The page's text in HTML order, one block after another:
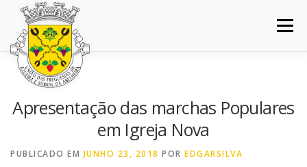
Saltar
conteúdo
Menu
INÍCIO JUNTA DE FREGUESIA
BALCÃO VIRTUAL NOTÍCIAS MAPA
Apresentação das marchas Populares
em Igreja Nova
PUBLICADO EM JUNHO 23, 2018 POR EDGARSILVA